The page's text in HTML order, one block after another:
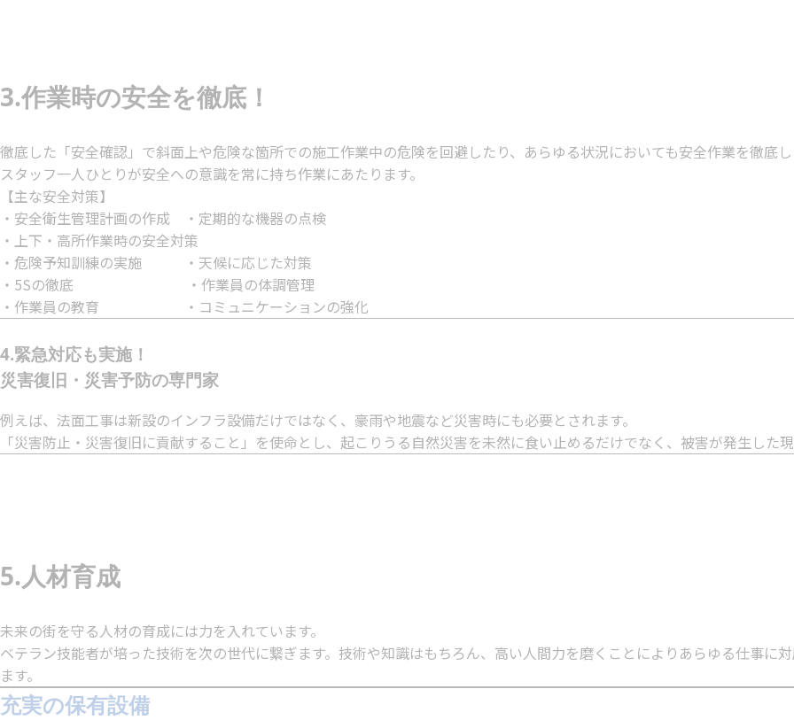
3.作業時の安全を徹底！
徹底した「安全確認」で斜面上や危険な箇所での施工作業中の危険を回避したり、あらゆる状況においても安全作業を徹底
スタッフ一人ひとりが安全への意識を常に持ち作業にあたります。
【主な安全対策】
・安全衛生管理計画の作成 ・定期的な機器の点検
・上下・高所作業時の安全対策
・危険予知訓練の実施 ・天候に応じた対策
・5Sの徹底 ・作業員の体調管理
・作業員の教育 ・コミュニケーションの強化
4.緊急対応も実施！
災害復旧・災害予防の専門家
例えば、法面工事は新設のインフラ設備だけではなく、豪雨や地震など災害時にも必要とされます。
「災害防止・災害復旧に貢献すること」を使命とし、起こりうる自然災害を未然に食い止めるだけでなく、被害が発生した
5.人材育成
未来の街を守る人材の育成には力を入れています。
ベテラン技能者が培った技術を次の世代に繋ぎます。技術や知識はもちろん、高い人間力を磨くことによりあらゆる仕事に
ます。
充実の保有設備